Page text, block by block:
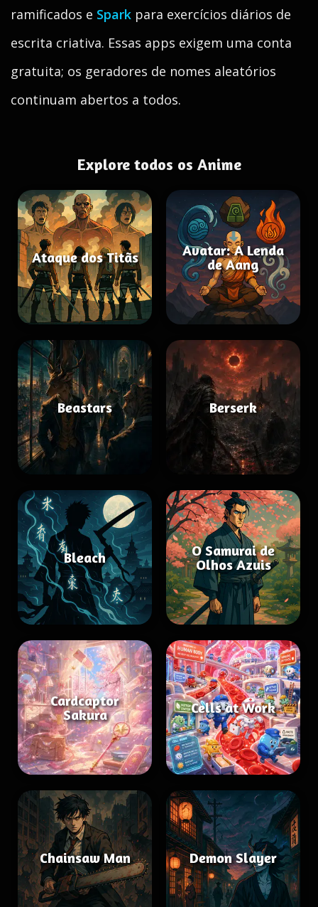
ramificados e Spark para exercícios diários de
escrita criativa. Essas apps exigem uma conta
gratuita; os geradores de nomes aleatórios
continuam abertos a todos.
Explore todos os Anime
Ataque dos Titãs
Avatar: A Lenda
de Aang
Beastars Berserk
Bleach
O Samurai de
Olhos Azuis
Cardcaptor
Sakura
Cells at Work
Chainsaw Man Demon Slayer